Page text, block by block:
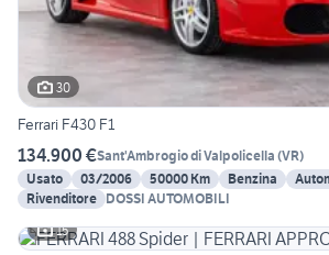
30
Ferrari F430 F1
134.900 €Sant'Ambrogio di Valpolicella (VR)
Usato
03/2006 50000 Km Benzina
Rivenditore DOSSI AUTOMOBILI
15